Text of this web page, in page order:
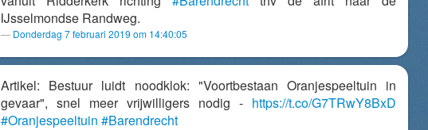
IJsselmondse Randweg.
Donderdag 7 februari 2019 om 14:40:05
Artikel: Bestuur luidt noodklok: "Voortbestaan Oranjespeeltuin in
gevaar", snel meer vrijwilligers nodig - https://t.co/G7TRwY8BxD
#Oranjespeeltuin #Barendrecht